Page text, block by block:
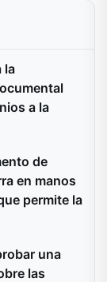
la
a la
de
en manos
permite la
una
las